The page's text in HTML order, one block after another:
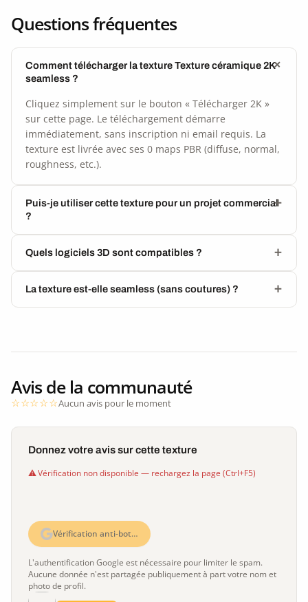
Questions fréquentes
Comment télécharger la texture Texture céramique 2K
seamless ?
Cliquez simplement sur le bouton « Télécharger 2K »
sur cette page. Le téléchargement démarre
immédiatement, sans inscription ni email requis. La
texture est livrée avec ses 0 maps PBR (diffuse, normal,
roughness, etc.).
Puis-je utiliser cette texture pour un projet commercial
?
Quels logiciels 3D sont compatibles ?
La texture est-elle seamless (sans coutures) ?
Avis de la communauté
Aucun avis pour le moment
Donnez votre avis sur cette texture
Vérification non disponible — rechargez la page (Ctrl+F5)
Vérification anti-bot…
L'authentification Google est nécessaire pour limiter le spam.
Aucune donnée n'est partagée publiquement à part votre nom et
photo de profil.